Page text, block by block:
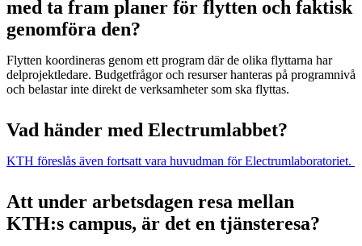
med ta fram planer för flytten och faktisk
genomföra den?
Flytten koordineras genom ett program där de olika flyttarna har
delprojektledare. Budgetfrågor och resurser hanteras på programnivå
och belastar inte direkt de verksamheter som ska flyttas.
Vad händer med Electrumlabbet?
KTH föreslås även fortsatt vara huvudman för Electrumlaboratoriet.
Att under arbetsdagen resa mellan
KTH:s campus, är det en tjänsteresa?